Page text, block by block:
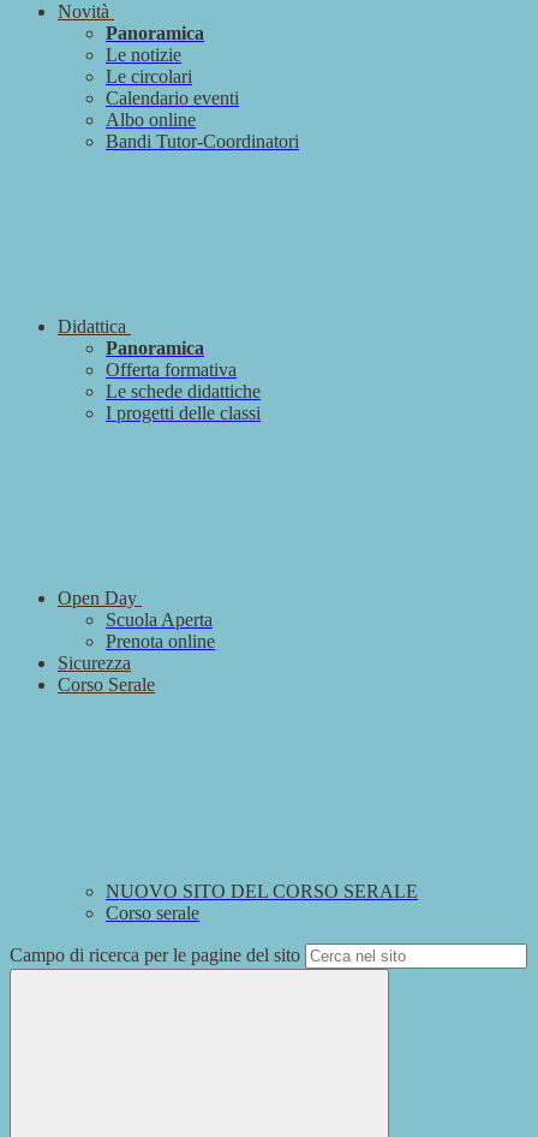
Novità
Panoramica
Le notizie
Le circolari
Calendario eventi
Albo online
Bandi Tutor-Coordinatori
Didattica
Panoramica
Offerta formativa
Le schede didattiche
I progetti delle classi
Open Day
Scuola Aperta
Prenota online
Sicurezza
Corso Serale
NUOVO SITO DEL CORSO SERALE
Corso serale
Campo di ricerca per le pagine del sito